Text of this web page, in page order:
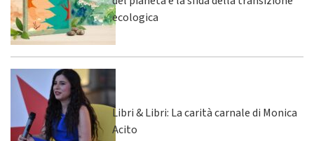
ecologica
Libri & Libri: La carità carnale di Monica
Acito